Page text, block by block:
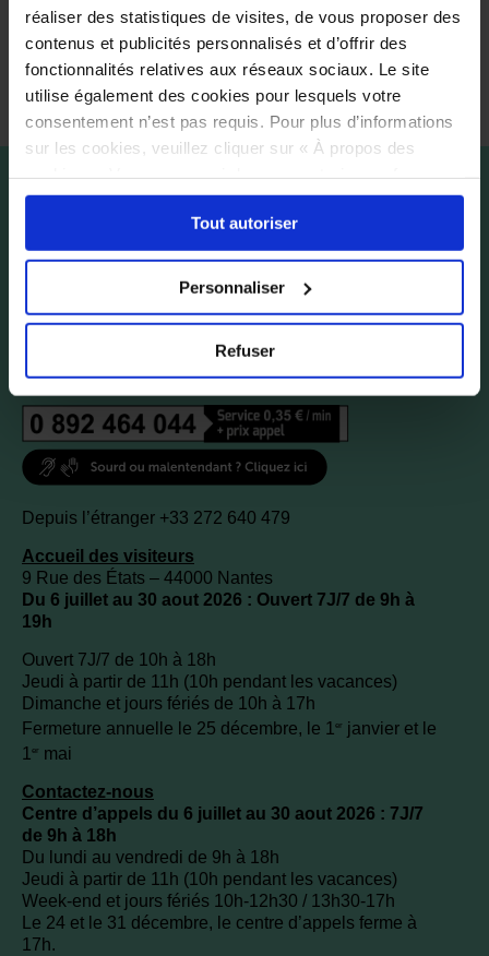
réaliser des statistiques de visites, de vous proposer des
contenus et publicités personnalisés et d’offrir des
fonctionnalités relatives aux réseaux sociaux. Le site
utilise également des cookies pour lesquels votre
consentement n’est pas requis. Pour plus d’informations
sur les cookies, veuillez cliquer sur « À propos des
sélectionner les cookies selon les finalités via l'onglet
« Détails ». À tout moment, vous pouvez modifier votre
choix en cliquant sur le lien « Cookies » en bas des
Tout autoriser
Personnaliser
Refuser
ascenseur 3 chambres accessibles
aux personnes à mobilité réduite
(déclaratif établissement)
Depuis l’étranger +33 272 640 479
Accueil des visiteurs
9 Rue des États – 44000 Nantes
Du 6 juillet au 30 aout 2026 : Ouvert 7J/7 de 9h à
19h
Ouvert 7J/7 de 10h à 18h
Jeudi à partir de 11h (10h pendant les vacances)
Dimanche et jours fériés de 10h à 17h
Fermeture annuelle le 25 décembre, le 1 er
janvier et le
1 er mai
Contactez-nous
Centre d’appels du 6 juillet au 30 aout 2026 : 7J/7
de 9h à 18h
Du lundi au vendredi de 9h à 18h
Jeudi à partir de 11h (10h pendant les vacances)
Week-end et jours fériés 10h-12h30 / 13h30-17h
Le 24 et le 31 décembre, le centre d’appels ferme à
17h.